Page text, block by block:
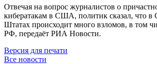
Отвечая на вопрос журналистов о
кибератакам в США, политик сказал, что в
Штатах происходит много взломов, в том
РФ, передаёт РИА Новости.
Версия для печати
Все новости